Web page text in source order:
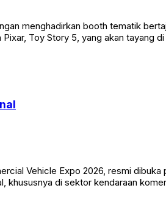
menghadirkan booth tematik
Toy Story 5, yang akan tayang
Vehicle Expo 2026, resmi dibuka
khususnya di sektor kendaraan